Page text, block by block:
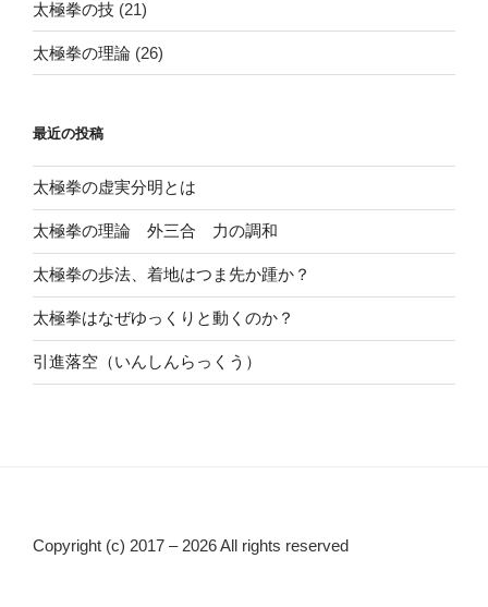
太極拳の技 (21)
太極拳の理論 (26)
最近の投稿
太極拳の虚実分明とは
太極拳の理論 外三合 力の調和
太極拳の歩法、着地はつま先か踵か？
太極拳はなぜゆっくりと動くのか？
引進落空（いんしんらっくう）
Copyright (c) 2017 – 2026 All rights reserved